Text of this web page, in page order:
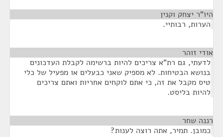
היו"ר יצחק וקנין
הערות, רבותיי.
אודי זוהר
לדעתי, גם רת"א צריכים להיות ברשימה לקבלת העדכונים
בנושא הבטיחות. לא מספיק שאני כבעלים או מפעיל של כלי
טיס מקבל את זה, כי אתם לוקחים אחריות ואתם צריכים
להיות בליסט.
רננה שחר
כמובן. תמיר, אתה רוצה לענות?